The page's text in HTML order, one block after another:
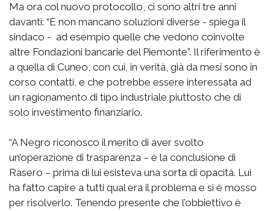
Ma ora col nuovo protocollo, ci sono altri tre anni
davanti: “E non mancano soluzioni diverse - spiega il
sindaco - ad esempio quelle che vedono coinvolte
altre Fondazioni bancarie del Piemonte”. Il riferimento è
a quella di Cuneo, con cui, in verità, già da mesi sono in
corso contatti, e che potrebbe essere interessata ad
un ragionamento di tipo industriale piuttosto che di
solo investimento finanziario.
“A Negro riconosco il merito di aver svolto
un’operazione di trasparenza – è la conclusione di
Rasero – prima di lui esisteva una sorta di opacità. Lui
ha fatto capire a tutti qual era il problema e si è mosso
per risolverlo. Tenendo presente che l’obbiettivo è